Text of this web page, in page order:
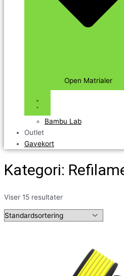
Open Matrialer
Bambu Lab
Outlet
Gavekort
Kategori:
Viser 15 resultater